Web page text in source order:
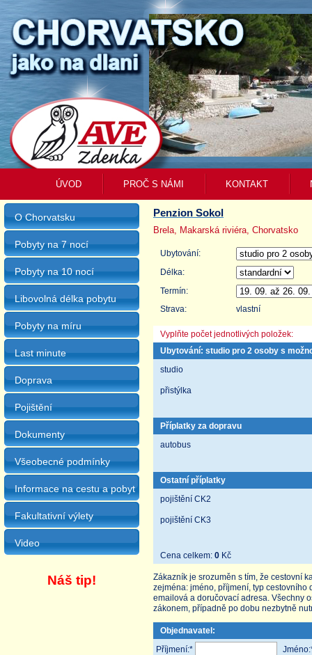
ÚVOD PROČ S NÁMI KONTAKT
O Chorvatsku
Pobyty na 7 nocí
Pobyty na 10 nocí
Libovolná délka pobytu
Pobyty na míru
Last minute
Doprava
Pojištění
Dokumenty
Všeobecné podmínky
Informace na cestu a pobyt
Fakultativní výlety
Video
Náš tip!
Penzion Sokol
Brela, Makarská riviéra, Chorvatsko
Ubytování:
Délka:
Termín:
Strava:
vlastní
Vyplňte počet jednotlivých položek:
Ubytování: studio pro 2 osoby s
studio
přistýlka
Příplatky za dopravu
autobus
Ostatní příplatky
pojištění CK2
pojištění CK3
Cena celkem: 0 Kč
Zákazník je srozuměn s tím, že cestovní
zejména: jméno, příjmení, typ
emailová a doručovací adresa. Všechny
zákonem, případně po dobu nezbytně
Objednavatel:
Příjmení:*